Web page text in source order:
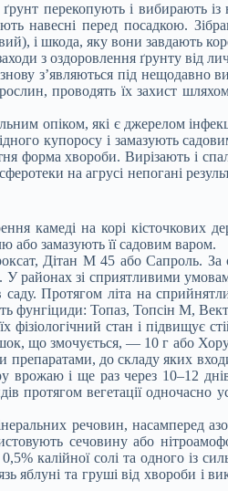
перекопують і вибирають із
навесні перед посадкою.
і шкода, яку вони завдають
з оздоровлення ґрунту від
з’являються під нещодавно
проводять їх захист
опіком, які є джерелом
купоросу і замазують
форма хвороби. Вирізають і
на агрусі непогані
камеді на корі кісточкових
або замазують її садовим варом.
Дітан М 45 або Сапроль. За
районах зі сприятливими
Протягом літа на
фунгіциди: Топаз, Топсін М,
стан і підвищує
що змочується, — 10 г або
до складу яких
і ще раз через 10–12
вегетації одночасно
речовин, насамперед
сечовину або
калійної солі та одного із
яблуні та груші від хвороби